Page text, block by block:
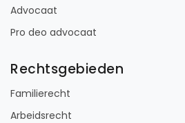
Advocaat
Pro deo advocaat
Rechtsgebieden
Familierecht
Arbeidsrecht